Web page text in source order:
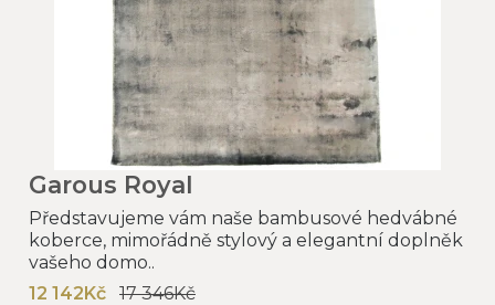
Garous Royal
Představujeme vám naše bambusové hedvábné
koberce, mimořádně stylový a elegantní doplněk
vašeho domo..
12 142Kč
17 346Kč